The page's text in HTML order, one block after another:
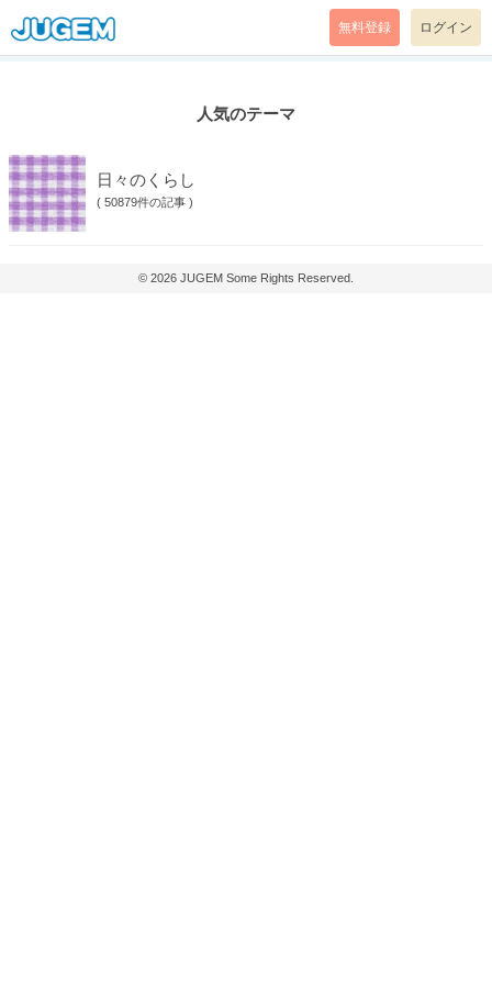
無料登録 ログイン
人気のテーマ
日々のくらし
( 50879件の記事 )
© 2026 JUGEM Some Rights Reserved.